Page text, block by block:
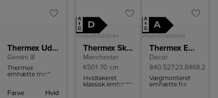
Thermex Udtræksemhætte
Gemini III
Thermex
emhætte med
hvidlakeret og 60
Farve
Hvid
A
↑
G
D
Produktdatablad
Thermex Skabsintegreret emhætte
Manchester
K501 70 cm
Hvidlakeret
klassisk emhætte
A
↑
G
A
Produktdatablad
Thermex Emhætte Decor 840
Decor
840.527.23.8468.2
Vægmonteret
emhætte fra